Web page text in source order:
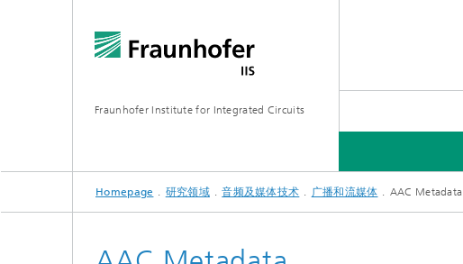
Fraunhofer Institute for Integrated Circuits
研究领域
Homepage 研究领域 音频及媒体技术 广播和流媒体 AAC Metadata